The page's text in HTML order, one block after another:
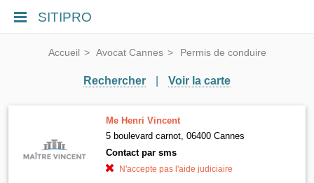
SITIPRO
Accueil Avocat Cannes Permis de conduire
Rechercher Voir la carte
Me Henri Vincent
5 boulevard carnot, 06400 Cannes
Contact par sms
N'accepte pas l'aide judiciaire